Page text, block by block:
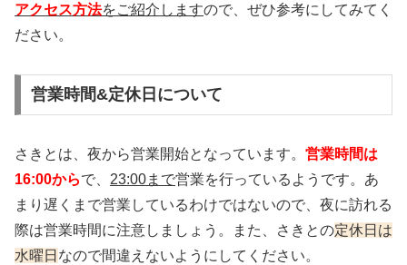
アクセス方法をご紹介しますので、ぜひ参考にしてみてく
ださい。
営業時間&定休日について
さきとは、夜から営業開始となっています。 営業時間は
16:00からで、 23:00まで営業を行っているようです。あ
まり遅くまで営業しているわけではないので、夜に訪れる
際は営業時間に注意しましょう。また、さきとの定休日は
水曜日 なので間違えないようにしてください。